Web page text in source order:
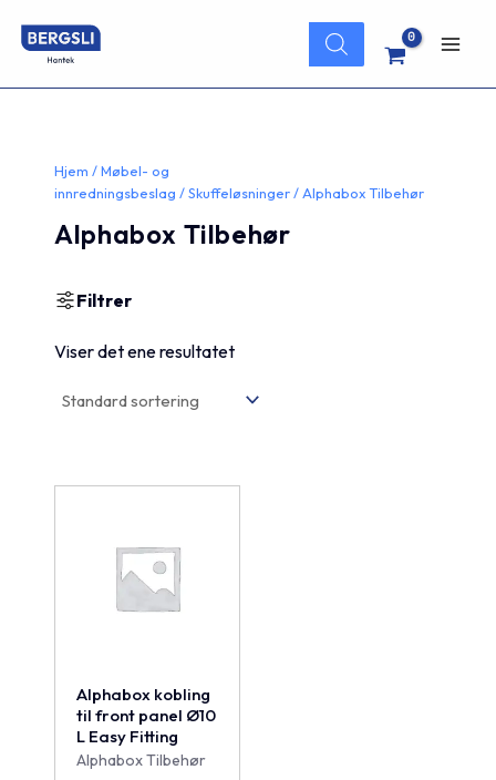
rett
innholdet
Products
search
Hjem /Møbel- og
innredningsbeslag /Skuffeløsninger/ Alphabox Tilbehør
Alphabox Tilbehør
Filtrer
Viser det ene resultatet
Alphabox kobling
til front panel Ø10
L Easy Fitting
Alphabox Tilbehør